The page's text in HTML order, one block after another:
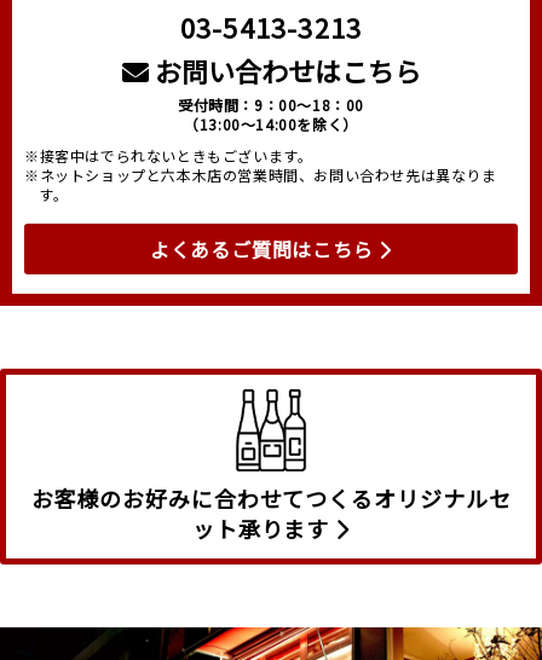
03-5413-3213
お問い合わせはこちら
受付時間：9：00～18：00
（13:00～14:00を除く）
※接客中はでられないときもございます。
※ネットショップと六本木店の営業時間、お問い合わせ先は異なりま
す。
よくあるご質問はこちら
お客様のお好みに合わせてつくるオリジナルセ
ット承ります